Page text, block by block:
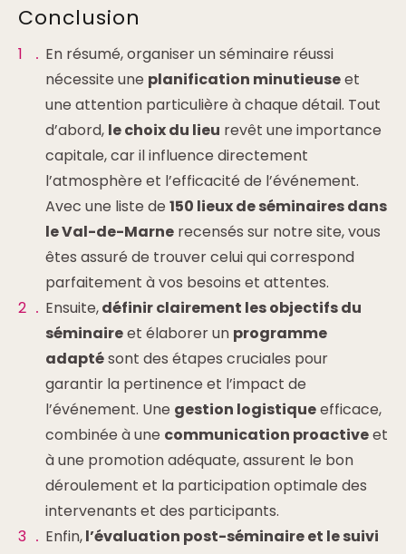
Conclusion
En résumé, organiser un séminaire réussi
nécessite une planification minutieuseet
une attention particulière à chaque détail. Tout
d’abord, le choix du lieu revêt une importance
capitale, car il influence directement
l’atmosphère et l’efficacité de l’événement.
Avec une liste de 150 lieux de séminaires dans
le Val-de-Marne recensés sur notre site, vous
êtes assuré de trouver celui qui correspond
parfaitement à vos besoins et attentes.
Ensuite,définir clairement les objectifs du
séminaireet élaborer un programme
adaptésont des étapes cruciales pour
garantir la pertinence et l’impact de
l’événement. Une gestion logistiqueefficace,
combinée à une communication proactiveet
à une promotion adéquate, assurent le bon
déroulement et la participation optimale des
intervenants et des participants.
Enfin,l’évaluation post-séminaire et le suivi